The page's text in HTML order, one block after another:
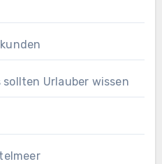
Urlauber wissen